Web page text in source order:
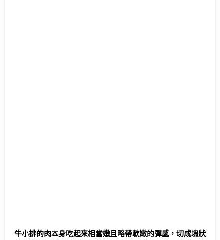
牛小排的肉本身吃起來相當嫩且略帶軟嫩的彈感，切成塊狀